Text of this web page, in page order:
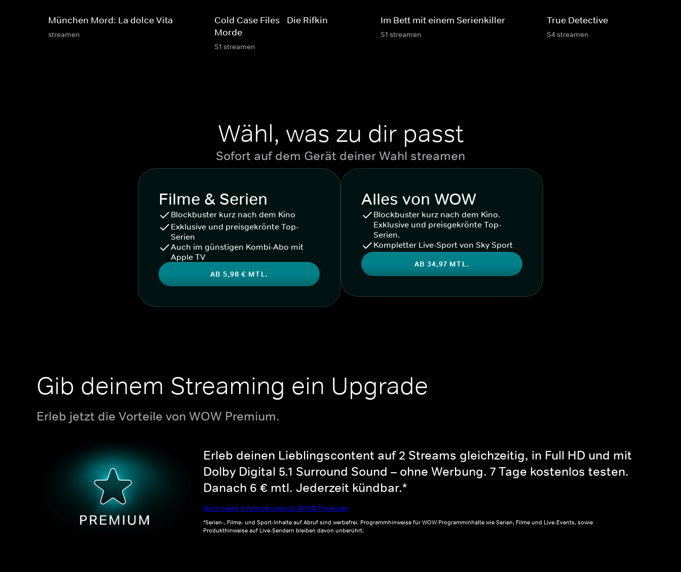
München Mord: La dolce Vita
streamen
Cold Case Files - Die Rifkin-
Morde
S1 streamen
Im Bett mit einem Serienkiller
S1 streamen
True Detective
S4 streamen
Wähl, was zu dir passt
Sofort auf dem Gerät deiner Wahl streamen
Filme & Serien
Blockbuster kurz nach dem Kino
Exklusive und preisgekrönte Top-
Serien
Auch im günstigen Kombi-Abo mit
Apple TV
AB 5,98 € MTL.
Alles von WOW
Blockbuster kurz nach dem Kino.
Exklusive und preisgekrönte Top-
Serien.
Kompletter Live-Sport von Sky Sport
AB 34,97 MTL.
Gib deinem Streaming ein Upgrade
Erleb jetzt die Vorteile von WOW Premium.
Erleb deinen Lieblingscontent auf 2 Streams gleichzeitig, in Full HD und mit
Dolby Digital 5.1 Surround Sound – ohne Werbung. 7 Tage kostenlos testen.
Danach 6 € mtl. Jederzeit kündbar.*
Noch mehr Informationen zu WOW Premium
*Serien-, Filme- und Sport-Inhalte auf Abruf sind werbefrei. Programmhinweise für WOW Programminhalte wie Serien, Filme und Live-Events, sowie
Produkthinweise auf Live-Sendern bleiben davon unberührt.